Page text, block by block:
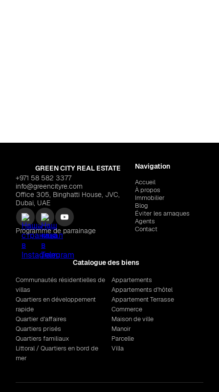
GREEN CITY REAL ESTATE
+971 58 582 3377
info@greencityre.com
Office 305, Binghatti House, JVC,
Dubai, UAE
Programme de parrainage
Navigation
Accueil
À propos
Immobilier
Blog
Éviter les arnaques
Agents
Contact
Catalogue des biens
Communautés résidentielles de
villas
Quartiers en développement
rapide
Quartier d'affaires
Quartiers prisés
Quartiers familiaux
Littoral / Quartiers en bord de
mer
Appartements
Appartements d'hôtel
Appartement Terrasse
Commerce
Maison de ville
Manoir
Parcelle
Villa